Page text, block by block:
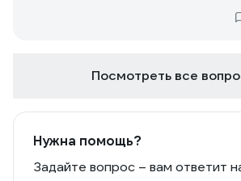
Посмотреть все
Нужна помощь?
Задайте вопрос – вам ответит